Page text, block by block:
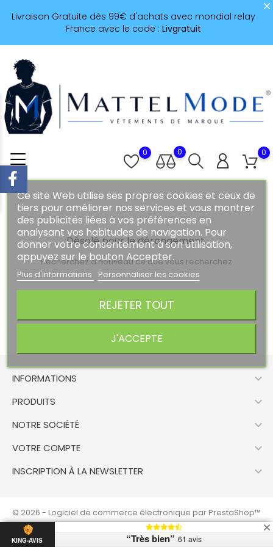
Livraison Gratuite dès 99€ d'achats avec mondial relay
France avec le code : Livgratuit
0
0
0
Ce site Web utilise ses propres cookies et ceux de
tiers pour améliorer nos services et vous montrer
des publicités liées à vos préférences en
analysant vos habitudes de navigation. Pour
donner votre consentement à son utilisation,
appuyez sur le bouton Accepter.
Plus d'informations Personnaliser les cookies
REJETER TOUT
J'ACCEPTE
Désolé pour le dérangement.
Recherchez à nouveau ce que vous recherchez
INFORMATIONS 
PRODUITS 
NOTRE SOCIÉTÉ 
VOTRE COMPTE 
INSCRIPTION À LA NEWSLETTER 
© 2026 - Logiciel de commerce électronique par PrestaShop™
KING-AVIS “Très bien” 61 avis